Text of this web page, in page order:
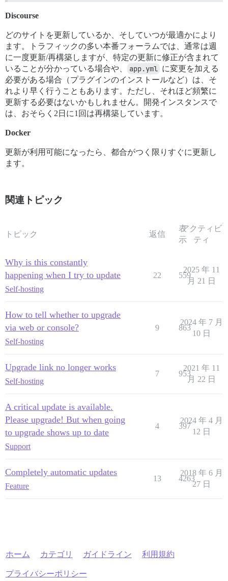
Discourse
どのサイトを更新しているか、そしていつが最適かにより
ます。トラフィックの多い本番フォーラムでは、通常は週
に一度更新/再構築しますが、特定の更新に修正が含まれて
いることが分かっている場合や、
app.yml に変更を加える
必要がある場合（プラグインのインストールなど）は、そ
れより早く行うこともあります。ただし、それほど頻繁に
更新する必要はないかもしれません。開発インスタンスで
は、おそらく2日に1回は再構築しています。
Docker
更新が利用可能になったら、都合がつく限りすぐに更新し
ます。
関連トピック
トピック 返信
表
示
アクティビ
ティ
Why is this constantly
happening when I try to update
Self-hosting
22 559
2025 年 11
月 21 日
How to tell whether to upgrade
via web or console?
Self-hosting
9 863
2024 年 7 月
10 日
Upgrade link no longer works
Self-hosting
7 953
2021 年 11
月 22 日
A critical update is available.
Please upgrade! But when going
to upgrade shows up to date
Support
4 397
2024 年 4 月
12 日
Completely automatic updates
Feature
13 4263
2018 年 6 月
27 日
ホーム カテゴリ ガイドライン 利用規約
プライバシーポリシー